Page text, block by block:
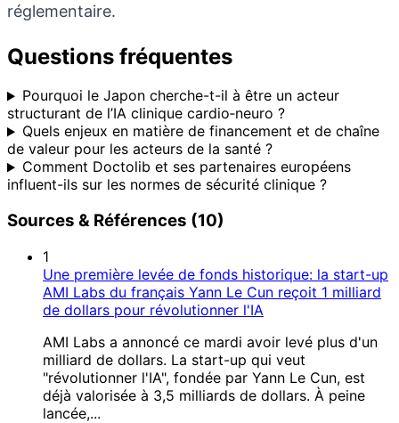
réglementaire.
Questions fréquentes
Pourquoi le Japon cherche-t-il à être un acteur
structurant de l’IA clinique cardio‑neuro ?
Quels enjeux en matière de financement et de chaîne
de valeur pour les acteurs de la santé ?
Comment Doctolib et ses partenaires européens
influent-ils sur les normes de sécurité clinique ?
Sources & Références (10)
1
Une première levée de fonds historique: la start-up
AMI Labs du français Yann Le Cun reçoit 1 milliard
de dollars pour révolutionner l'IA
AMI Labs a annoncé ce mardi avoir levé plus d'un
milliard de dollars. La start-up qui veut
"révolutionner l'IA", fondée par Yann Le Cun, est
déjà valorisée à 3,5 milliards de dollars. À peine
lancée,...